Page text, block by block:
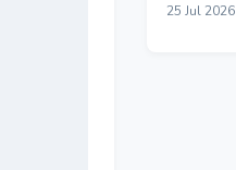
25 Jul 2026